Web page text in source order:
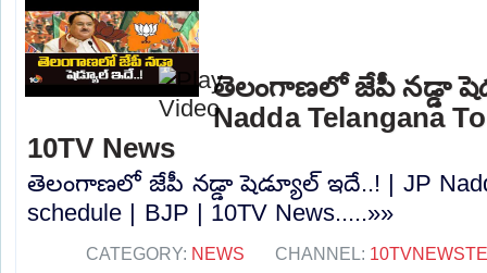
తెలంగాణలో జేపీ నడ్డా
Nadda Telangana
10TV News
తెలంగాణలో జేపీ నడ్డా షెడ్యూల్ ఇదే..! | JP
schedule | BJP | 10TV News.....»»
CATEGORY: NEWS CHANNEL: